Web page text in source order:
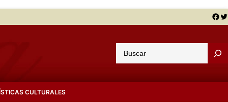
Facebook Twitter
u
CULTURALES